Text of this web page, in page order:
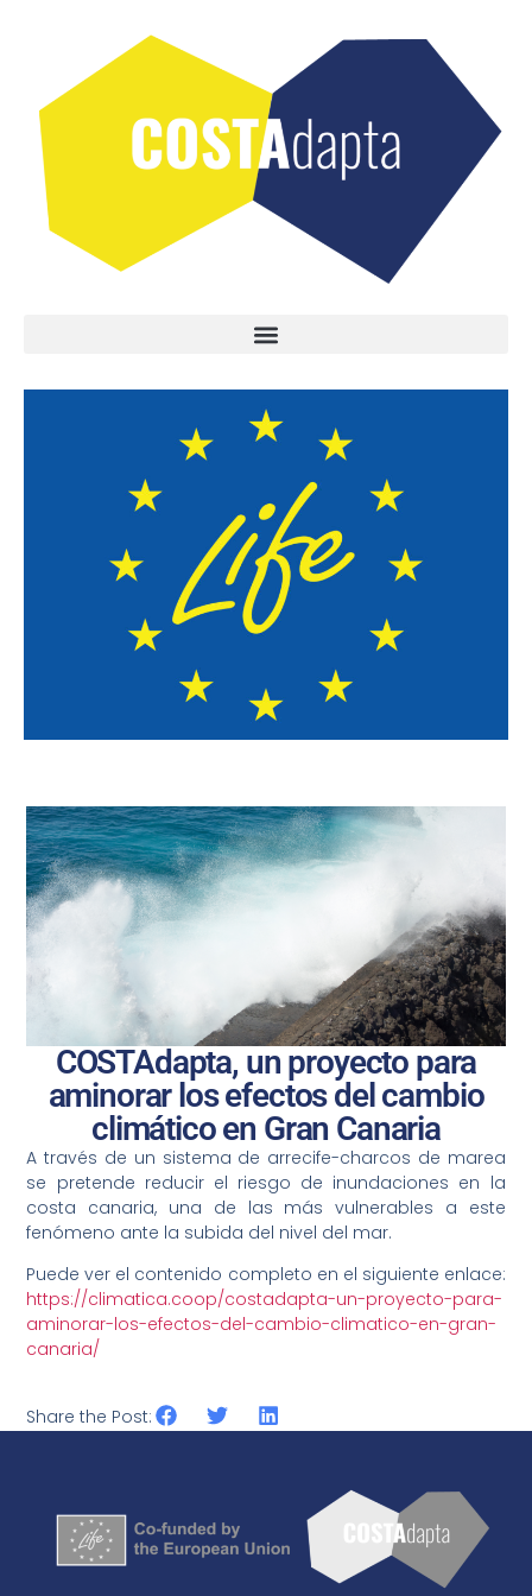
COSTAdapta, un proyecto para
aminorar los efectos del cambio
climático en Gran Canaria
A través de un sistema de arrecife-charcos de marea
se pretende reducir el riesgo de inundaciones en la
costa canaria, una de las más vulnerables a este
fenómeno ante la subida del nivel del mar.
Puede ver el contenido completo en el siguiente enlace:
https://climatica.coop/costadapta-un-proyecto-para-
aminorar-los-efectos-del-cambio-climatico-en-gran-
canaria/
Share the Post: